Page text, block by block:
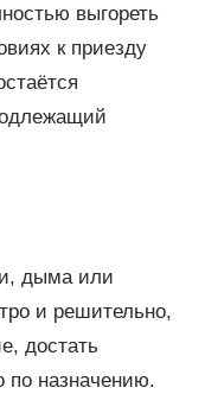
выгореть
к приезду
дыма или
и решительно,
достать
по назначению.